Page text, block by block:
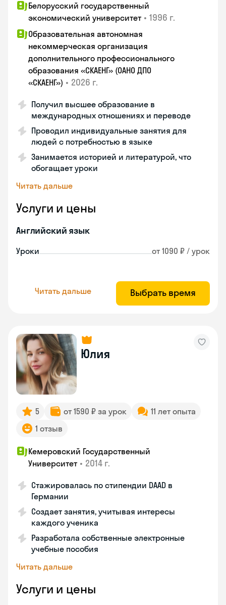
Белорусский государственный
экономический университет • 1996 г.
Образовательная автономная
некоммерческая организация
дополнительного профессионального
образования «СКАЕНГ» (ОАНО ДПО
«СКАЕНГ») • 2026 г.
Получил высшее образование в
международных отношениях и переводе
Проводил индивидуальные занятия для
людей с потребностью в языке
Занимается историей и литературой, что
обогащает уроки
Читать дальше
Услуги и цены
Английский язык
Уроки от 1090 ₽ / урок
Читать дальше Выбрать время
Юлия
5 от 1590 ₽ за урок
11 лет опыта
1 отзыв
Кемеровский Государственный
Университет • 2014 г.
Стажировалась по стипендии DAAD в
Германии
Создает занятия, учитывая интересы
каждого ученика
Разработала собственные электронные
учебные пособия
Читать дальше
Услуги и цены